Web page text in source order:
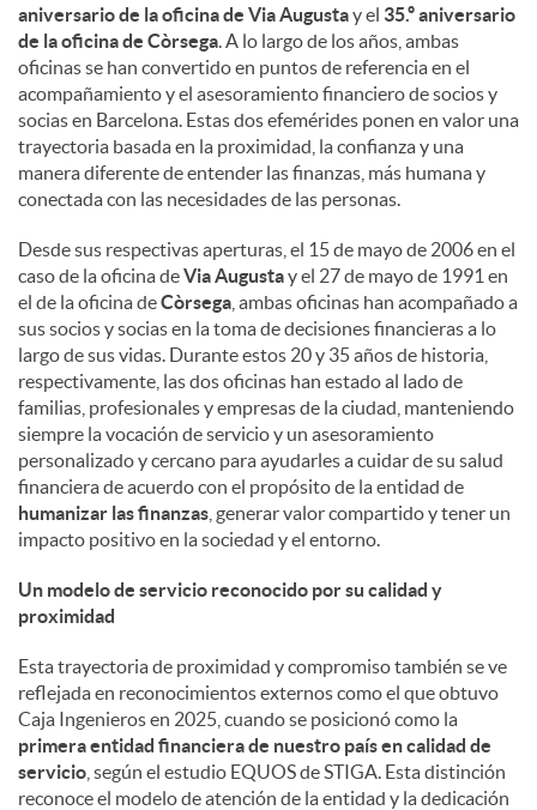
e
n
i
d
o
s
aniversario de la oficina de Via Augustay el 35.º aniversario
de la oficina de Còrsega. A lo largo de los años, ambas
oficinas se han convertido en puntos de referencia en el
acompañamiento y el asesoramiento financiero de socios y
socias en Barcelona. Estas dos efemérides ponen en valor una
trayectoria basada en la proximidad, la confianza y una
manera diferente de entender las finanzas, más humana y
conectada con las necesidades de las personas.
Desde sus respectivas aperturas, el 15 de mayo de 2006 en el
caso de la oficina deVia Augustay el 27 de mayo de 1991 en
el de la oficina deCòrsega , ambas oficinas han acompañado a
sus socios y socias en la toma de decisiones financieras a lo
largo de sus vidas. Durante estos 20 y 35 años de historia,
respectivamente, las dos oficinas han estado al lado de
familias, profesionales y empresas de la ciudad, manteniendo
siempre la vocación de servicio y un asesoramiento
personalizado y cercano para ayudarles a cuidar de su salud
financiera de acuerdo con el propósito de la entidad de
humanizar las finanzas , generar valor compartido y tener un
impacto positivo en la sociedad y el entorno.
Un modelo de servicio reconocido por su calidad y
proximidad
Esta trayectoria de proximidad y compromiso también se ve
reflejada en reconocimientos externos como el que obtuvo
Caja Ingenieros en 2025, cuando se posicionó como la
primera entidad financiera de nuestro país en calidad de
servicio , según el estudio EQUOS de STIGA. Esta distinción
reconoce el modelo de atención de la entidad y la dedicación